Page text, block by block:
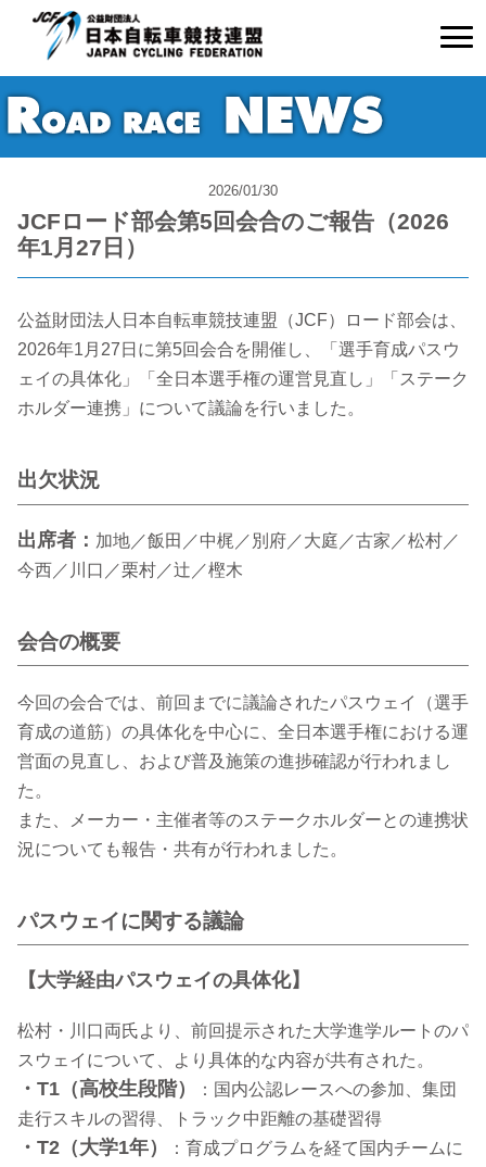
2026/01/30
JCFロード部会第5回会合のご報告（2026
年1月27日）
公益財団法人日本自転車競技連盟（JCF）ロード部会は、
2026年1月27日に第5回会合を開催し、「選手育成パスウ
ェイの具体化」「全日本選手権の運営見直し」「ステーク
ホルダー連携」について議論を行いました。
出欠状況
出席者： 加地／飯田／中梶／別府／大庭／古家／松村／
今西／川口／栗村／辻／樫木
会合の概要
今回の会合では、前回までに議論されたパスウェイ（選手
育成の道筋）の具体化を中心に、全日本選手権における運
営面の見直し、および普及施策の進捗確認が行われまし
た。
また、メーカー・主催者等のステークホルダーとの連携状
況についても報告・共有が行われました。
パスウェイに関する議論
【大学経由パスウェイの具体化】
松村・川口両氏より、前回提示された大学進学ルートのパ
スウェイについて、より具体的な内容が共有された。
・T1（高校生段階）
：国内公認レースへの参加、集団
走行スキルの習得、トラック中距離の基礎習得
・T2（大学1年）
：育成プログラムを経て国内チームに